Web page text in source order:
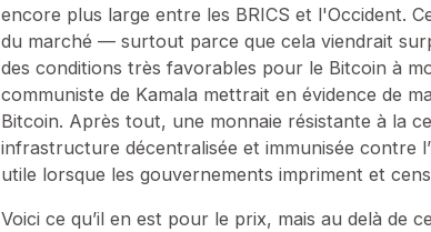
encore plus large entre les BRICS et l'Occident.
du marché — surtout parce que cela viendrait
des conditions très favorables pour le Bitcoin à
communiste de Kamala mettrait en évidence de
Bitcoin. Après tout, une monnaie résistante à la
infrastructure décentralisée et immunisée contre
utile lorsque les gouvernements impriment et
Voici ce qu’il en est pour le prix, mais au delà de